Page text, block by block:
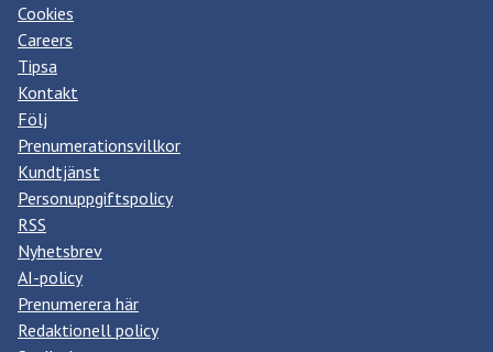
Cookies
Careers
Tipsa
Kontakt
Följ
Prenumerationsvillkor
Kundtjänst
Personuppgiftspolicy
RSS
Nyhetsbrev
AI-policy
Prenumerera här
Redaktionell policy